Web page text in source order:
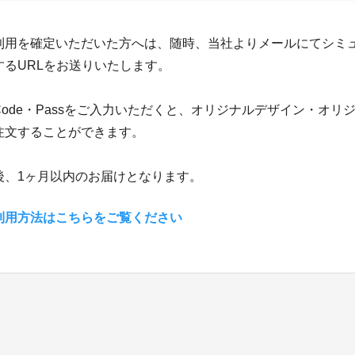
用を確定いただいた方へは、随時、当社よりメールにてシミ
URLをお送りいたします。
・Passをご入力いただくと、オリジナルデザイン・オリ
することができます。
1ヶ月以内のお届けとなります。
用方法はこちらをご覧ください